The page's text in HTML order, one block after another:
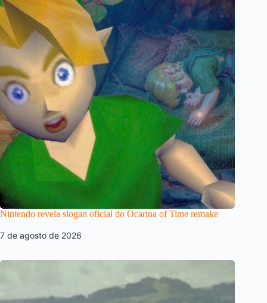
Nintendo revela slogan oficial do Ocarina of Time remake
7 de agosto de 2026